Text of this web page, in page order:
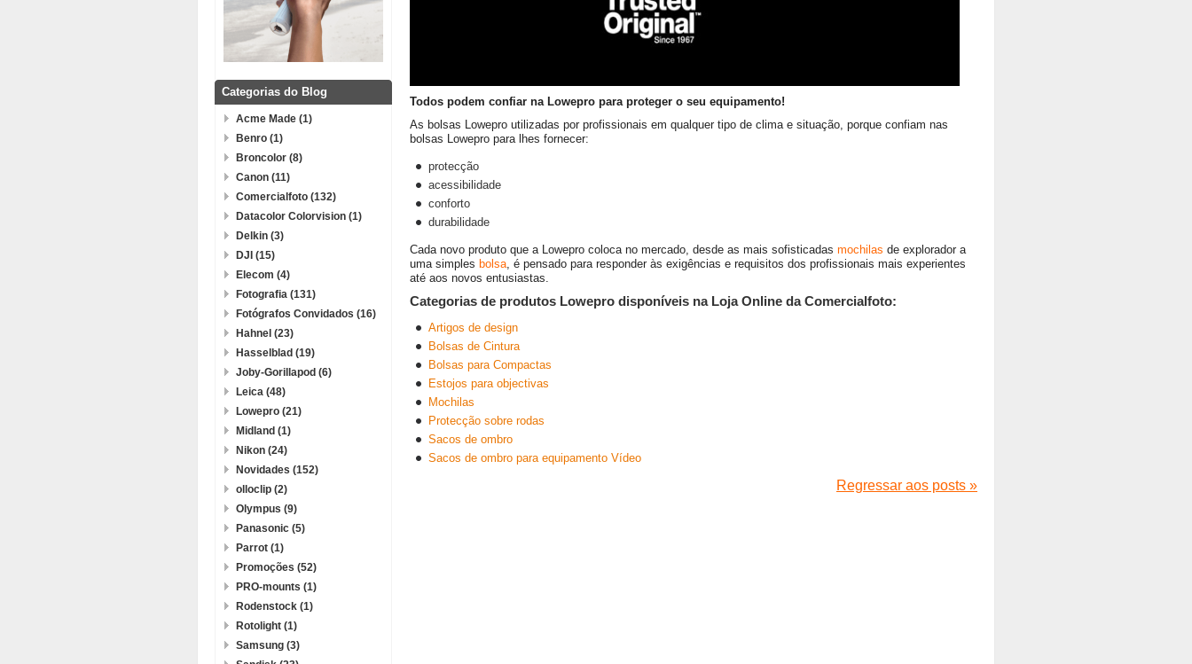
Categorias do Blog
Acme Made (1)
Benro (1)
Broncolor (8)
Canon (11)
Comercialfoto (132)
Datacolor Colorvision (1)
Delkin (3)
DJI (15)
Elecom (4)
Fotografia (131)
Fotógrafos Convidados (16)
Hahnel (23)
Hasselblad (19)
Joby-Gorillapod (6)
Leica (48)
Lowepro (21)
Midland (1)
Nikon (24)
Novidades (152)
olloclip (2)
Olympus (9)
Panasonic (5)
Parrot (1)
Promoções (52)
PRO-mounts (1)
Rodenstock (1)
Rotolight (1)
Samsung (3)
Todos podem confiar na Lowepro para proteger o seu equipamento!
As bolsas Lowepro utilizadas por profissionais em qualquer tipo de clima e situação, porque confiam nas
bolsas Lowepro para lhes fornecer:
protecção
acessibilidade
conforto
durabilidade
Cada novo produto que a Lowepro coloca no mercado, desde as mais sofisticadas mochilas de explorador a
uma simples bolsa, é pensado para responder às exigências e requisitos dos profissionais mais experientes
até aos novos entusiastas.
Categorias de produtos Lowepro disponíveis na Loja Online da Comercialfoto:
Artigos de design
Bolsas de Cintura
Bolsas para Compactas
Estojos para objectivas
Mochilas
Protecção sobre rodas
Sacos de ombro
Sacos de ombro para equipamento Vídeo
Regressar aos posts »